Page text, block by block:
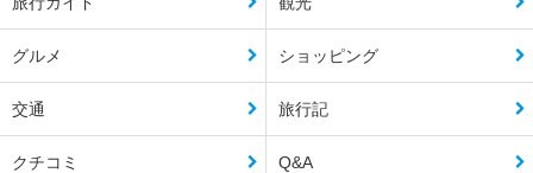
グルメ ショッピング
交通 旅行記
クチコミ Q&A